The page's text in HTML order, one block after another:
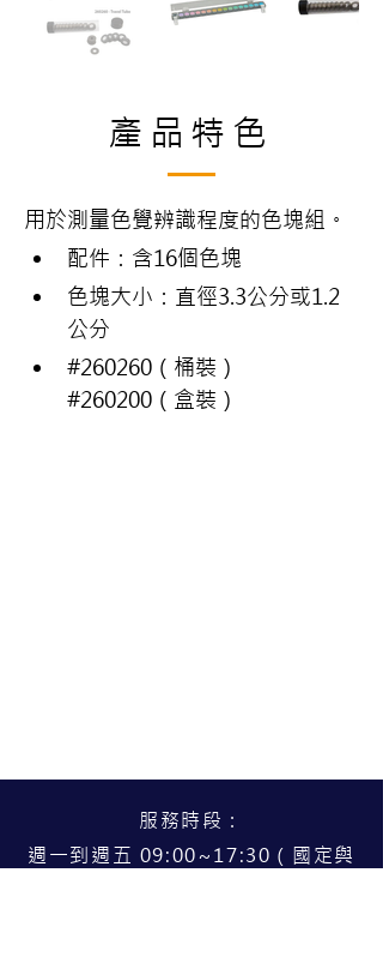
產品特色
用於測量色覺辨識程度的色塊組。
配件：含16個色塊
色塊大小：直徑3.3公分或1.2
公分
#260260（桶裝）
#260200（盒裝）
服務時段：
週一到週五 09:00~17:30（國定與